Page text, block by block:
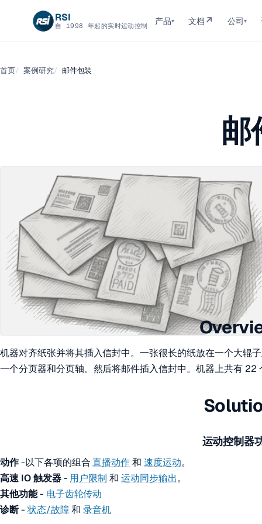
RSI
自 1998 年起的实时运动控制 产品▾ 文档 ↗ 公司▾
首页 案例研究 邮件包装
邮
机器对齐纸张并将其插入信封中。一张很长的纸放在一个大辊
一个分页器和分页轴。然后将邮件插入信封中。机器上共有
运动控制器
动作-以下各项的组合直播动作和速度运动。
高速 IO 触发器- 用户限制 和运动同步输出。
其他功能- 电子齿轮传动
诊断- 状态/故障和录音机